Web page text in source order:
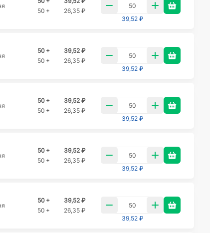
50 +
26,35 ₽
39,52 ₽
50 +
39,52 ₽
50 +
26,35 ₽
39,52 ₽
50 +
39,52 ₽
50 +
26,35 ₽
39,52 ₽
50 +
39,52 ₽
50 +
26,35 ₽
39,52 ₽
50 +
39,52 ₽
50 +
26,35 ₽
39,52 ₽